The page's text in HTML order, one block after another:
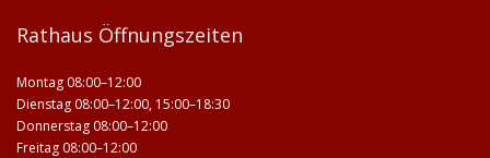
Rathaus Öffnungszeiten
Montag 08:00–12:00
Dienstag 08:00–12:00, 15:00–18:30
Donnerstag 08:00–12:00
Freitag 08:00–12:00